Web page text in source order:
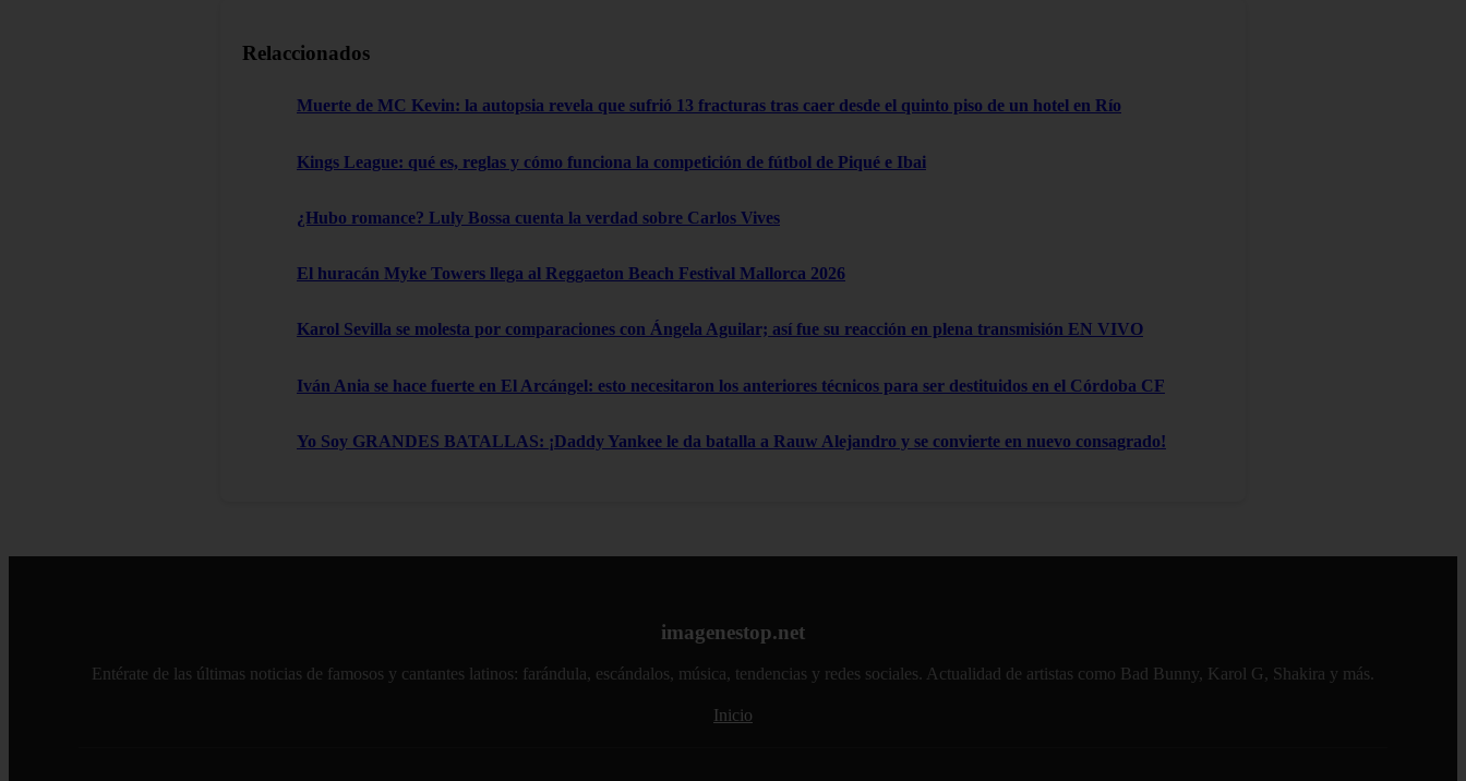
Relaccionados
Muerte de MC Kevin: la autopsia revela que sufrió 13 fracturas tras caer desde el quinto piso de un hotel en Río
Kings League: qué es, reglas y cómo funciona la competición de fútbol de Piqué e Ibai
¿Hubo romance? Luly Bossa cuenta la verdad sobre Carlos Vives
El huracán Myke Towers llega al Reggaeton Beach Festival Mallorca 2026
Karol Sevilla se molesta por comparaciones con Ángela Aguilar; así fue su reacción en plena transmisión EN VIVO
Iván Ania se hace fuerte en El Arcángel: esto necesitaron los anteriores técnicos para ser destituidos en el Córdoba CF
Yo Soy GRANDES BATALLAS: ¡Daddy Yankee le da batalla a Rauw Alejandro y se convierte en nuevo consagrado!
imagenestop.net
Entérate de las últimas noticias de famosos y cantantes latinos: farándula, escándalos, música, tendencias y redes sociales. Actualidad de artistas como Bad Bunny, Karol G, Shakira y más.
Inicio